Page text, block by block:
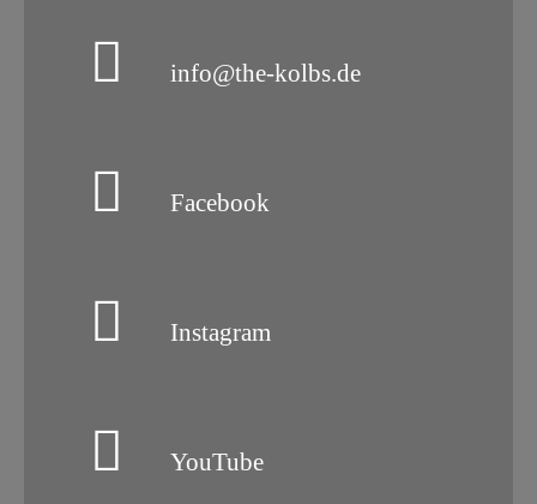
info@the-kolbs.de
Facebook
Instagram
YouTube